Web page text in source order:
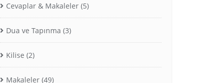
Cevaplar & Makaleler (5)
Dua ve Tapınma (3)
Kilise (2)
Makaleler (49)